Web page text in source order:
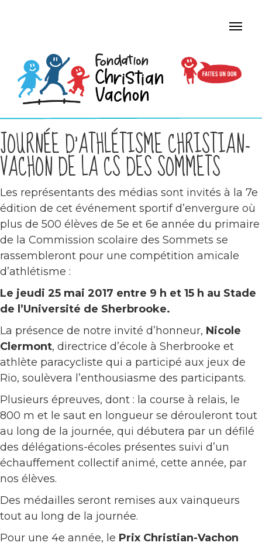
JOURNÉE D’ATHLÉTISME CHRISTIAN-
VACHON DE LA CS DES SOMMETS
Les représentants des médias sont invités à la 7e
édition de cet événement sportif d’envergure où
plus de 500 élèves de 5e et 6e année du primaire
de la Commission scolaire des Sommets se
rassembleront pour une compétition amicale
d’athlétisme :
Le jeudi 25 mai 2017 entre 9 h et 15 h au Stade
de l’Université de Sherbrooke.
La présence de notre invité d’honneur, Nicole
Clermont, directrice d’école à Sherbrooke et
athlète paracycliste qui a participé aux jeux de
Rio, soulèvera l’enthousiasme des participants.
Plusieurs épreuves, dont : la course à relais, le
800 m et le saut en longueur se dérouleront tout
au long de la journée, qui débutera par un défilé
des délégations-écoles présentes suivi d’un
échauffement collectif animé, cette année, par
nos élèves.
Des médailles seront remises aux vainqueurs
tout au long de la journée.
Pour une 4e année, le Prix Christian-Vachon